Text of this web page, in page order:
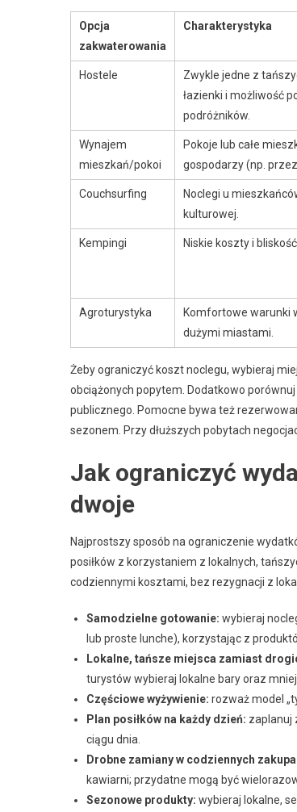
Opcja
zakwaterowania
Charakterystyka
Hostele
Zwykle jedne z
łazienki i możliwość
podróżników.
Wynajem
mieszkań/pokoi
Pokoje lub całe
gospodarzy (np.
Couchsurfing
Noclegi u
kulturowej.
Kempingi Niskie koszty i
Agroturystyka
Komfortowe warunki
dużymi miastami.
Żeby ograniczyć koszt noclegu, wybieraj
obciążonych popytem. Dodatkowo
publicznego. Pomocne bywa też
sezonem. Przy dłuższych pobytach
Jak ograniczyć
dwoje
Najprostszy sposób na ograniczenie
posiłków z korzystaniem z lokalnych,
codziennymi kosztami, bez rezygnacji z
Samodzielne gotowanie: wybieraj
lub proste lunche), korzystając z
Lokalne, tańsze miejsca zamiast
turystów wybieraj lokalne bary oraz
Częściowe wyżywienie: rozważ model
Plan posiłków na każdy dzień: zaplanuj
ciągu dnia.
Drobne zamiany w codziennych
kawiarni; przydatne mogą być
Sezonowe produkty: wybieraj lokalne,